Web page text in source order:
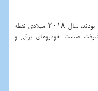
همانظور كه خیلی از تحلیلگران برآورد كرده بودند، سال ۲۰۱۸ میلادی نقطه
صنعت خودروهای برقی و